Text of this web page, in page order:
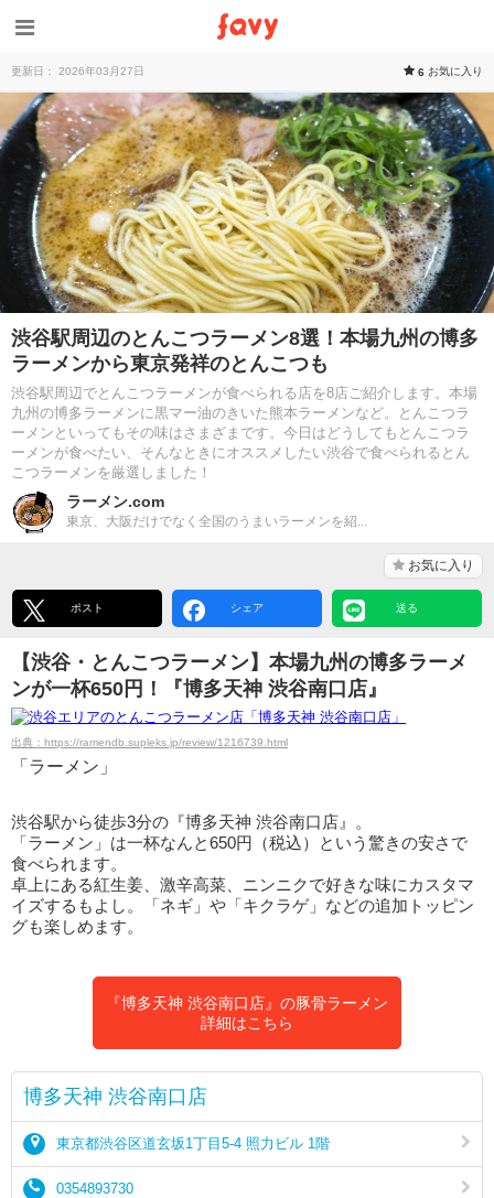
更新日： 2026年03月27日 6 お気に入り
渋谷駅周辺のとんこつラーメン8選！本場九州の博多
ラーメンから東京発祥のとんこつも
渋谷駅周辺でとんこつラーメンが食べられる店を8店ご紹介します。本場
九州の博多ラーメンに黒マー油のきいた熊本ラーメンなど。とんこつラ
ーメンといってもその味はさまざまです。今日はどうしてもとんこつラ
ーメンが食べたい、そんなときにオススメしたい渋谷で食べられるとん
こつラーメンを厳選しました！
ラーメン.com
東京、大阪だけでなく全国のうまいラーメンを紹...
お気に入り
ポスト シェア 送る
【渋谷・とんこつラーメン】本場九州の博多ラーメ
ンが一杯650円！『博多天神 渋谷南口店』
出典：https://ramendb.supleks.jp/review/1216739.html
「ラーメン」
渋谷駅から徒歩3分の『博多天神 渋谷南口店』。
「ラーメン」は一杯なんと650円（税込）という驚きの安さで
食べられます。
卓上にある紅生姜、激辛高菜、ニンニクで好きな味にカスタマ
イズするもよし。「ネギ」や「キクラゲ」などの追加トッピン
グも楽しめます。
『博多天神 渋谷南口店』の豚骨ラーメン
詳細はこちら
博多天神 渋谷南口店
東京都渋谷区道玄坂1丁目5-4 照力ビル 1階
0354893730